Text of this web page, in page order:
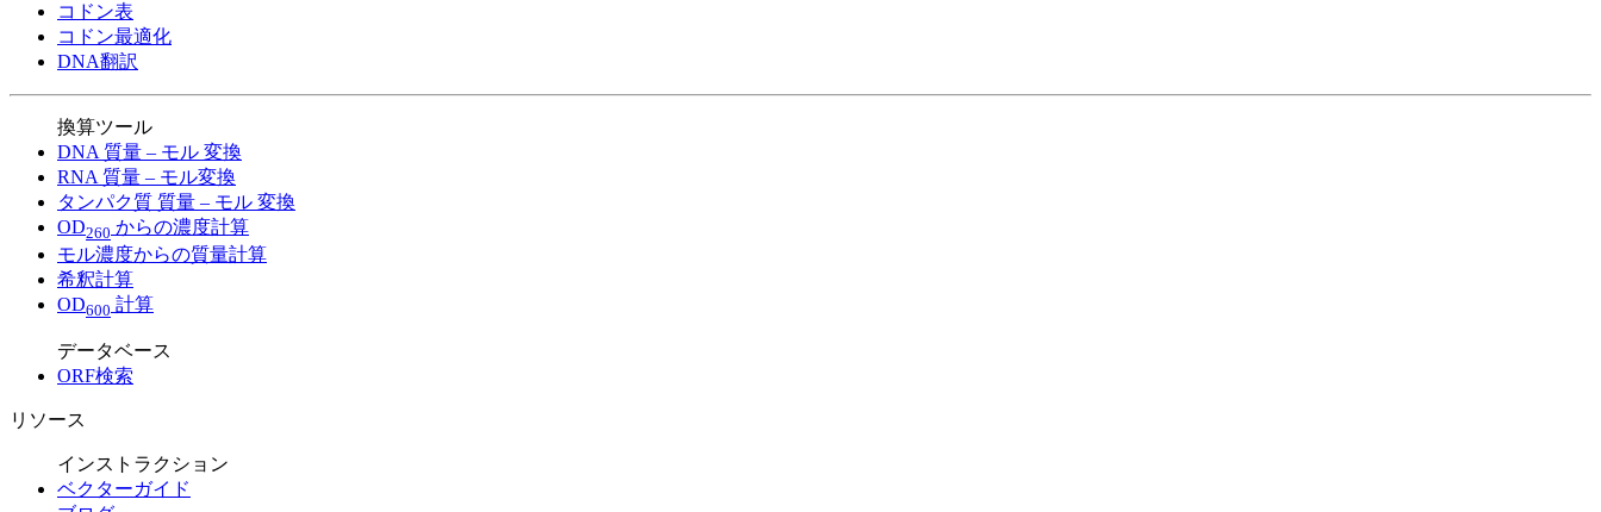
コドン表
コドン最適化
DNA翻訳
換算ツール
DNA 質量 – モル 変換
RNA 質量 – モル変換
タンパク質 質量 – モル 変換
OD260 からの濃度計算
モル濃度からの質量計算
希釈計算
OD600 計算
データベース
ORF検索
リソース
インストラクション
ベクターガイド